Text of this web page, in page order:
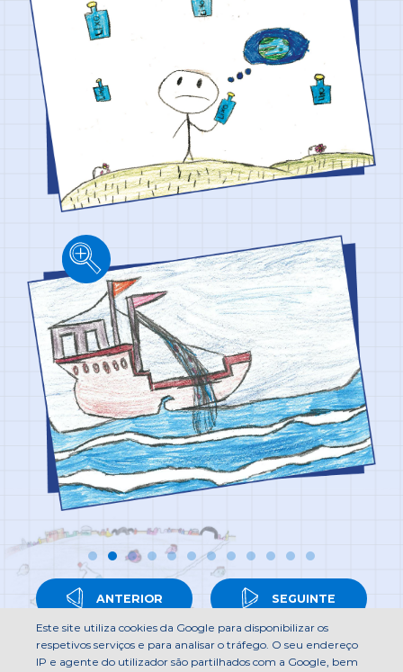
ANTERIOR
SEGUINTE
Este site utiliza cookies da Google para disponibilizar os
respetivos serviços e para analisar o tráfego. O seu endereço
IP e agente do utilizador são partilhados com a Google, bem